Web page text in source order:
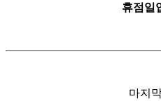
휴점일
마지